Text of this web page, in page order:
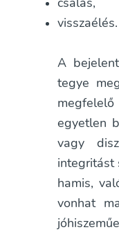
visszaélés.
A
tegye
egyetlen
vagy
integritást
hamis,
vonhat